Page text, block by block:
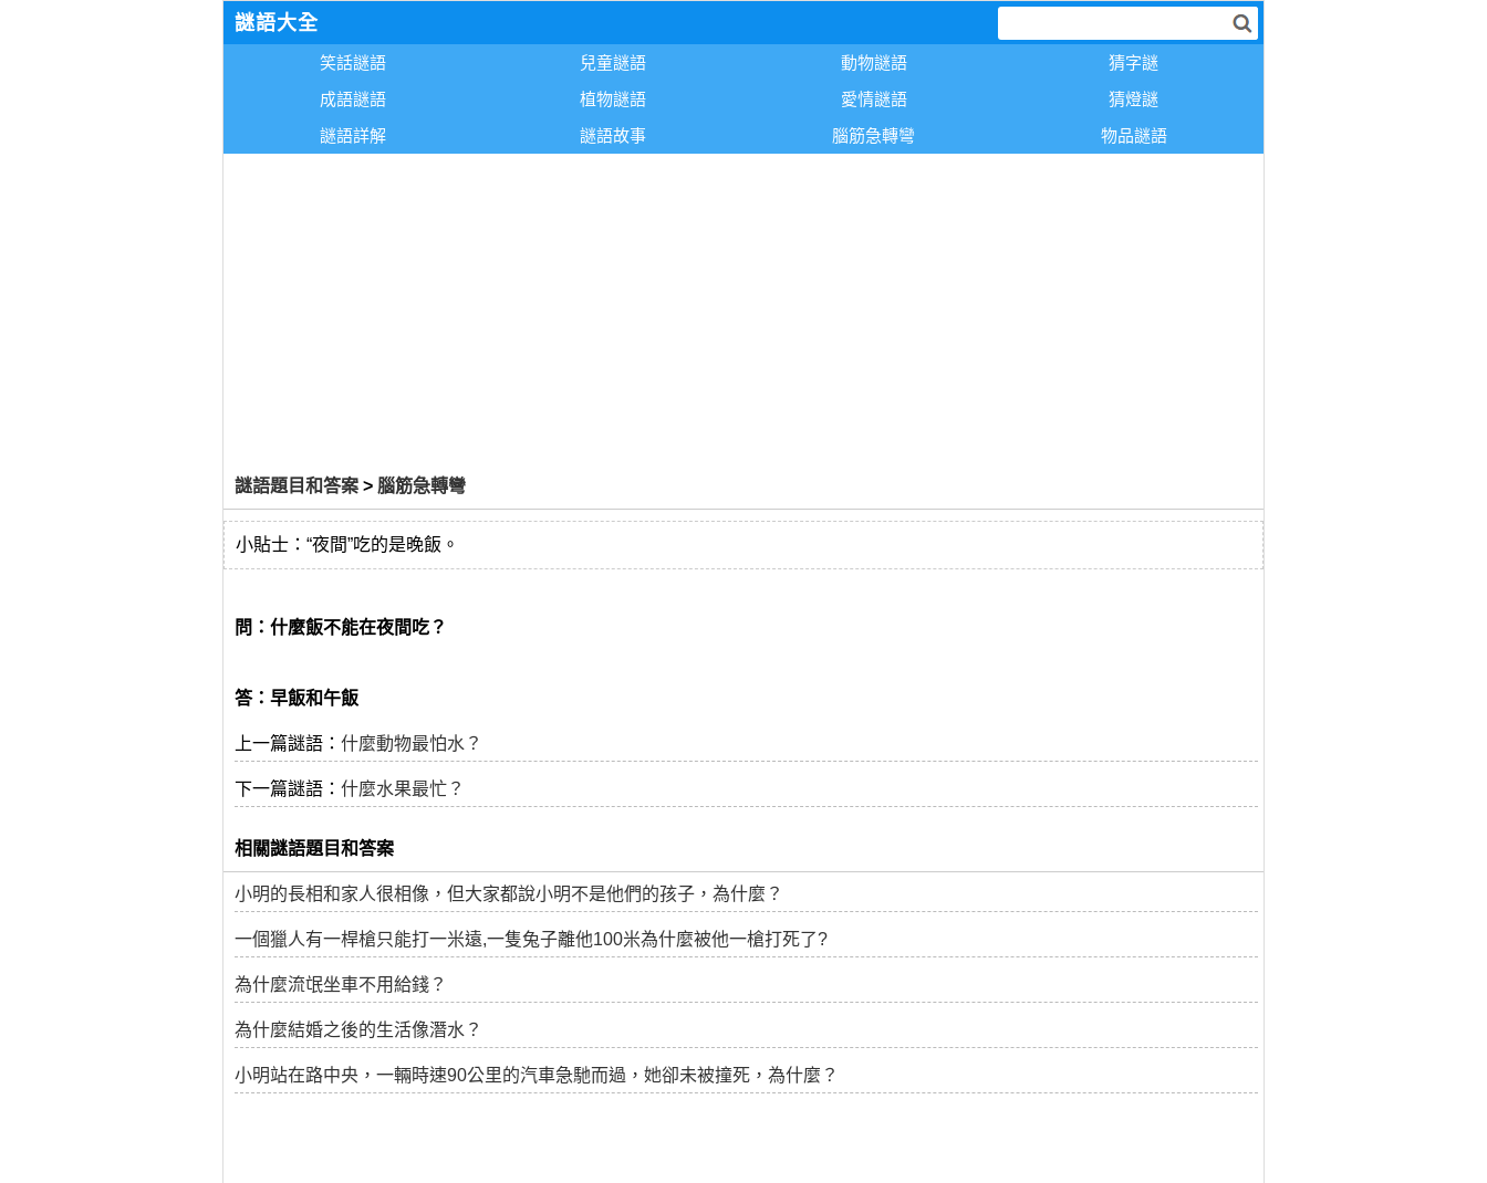
謎語大全
笑話謎語 兒童謎語 動物謎語
猜字謎
成語謎語
植物謎語 愛情謎語
猜燈謎
謎語詳解
謎語故事 腦筋急轉彎 物品謎語
謎語題目和答案> 腦筋急轉彎
小貼士：“夜間”吃的是晚飯。
問：什麼飯不能在夜間吃？
答：早飯和午飯
上一篇謎語： 什麼動物最怕水？
下一篇謎語： 什麼水果最忙？
相關謎語題目和答案
小明的長相和家人很相像，但大家都說小明不是他們的孩子，為什麼？
一個獵人有一桿槍只能打一米遠,一隻兔子離他100米為什麼被他一槍打死了?
為什麼流氓坐車不用給錢？
為什麼結婚之後的生活像潛水？
小明站在路中央，一輛時速90公里的汽車急馳而過，她卻未被撞死，為什麼？